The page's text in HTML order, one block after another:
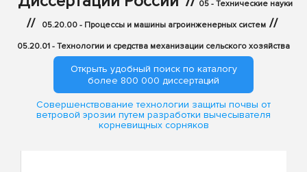
05 - Технические науки
// 05.20.00 - Процессы и машины агроинженерных систем //
05.20.01 - Технологии и средства механизации сельского хозяйства
Открыть удобный поиск по каталогу
более 800 000 диссертаций
Совершенствование технологии защиты почвы от
ветровой эрозии путем разработки вычесывателя
корневищных сорняков